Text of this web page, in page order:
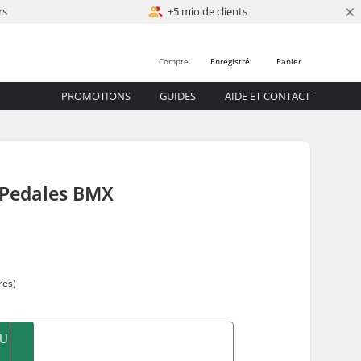
+5 mio de clients ×
Panier
Enregistré
Compte
PROMOTIONS GUIDES AIDE ET CONTACT
BMX